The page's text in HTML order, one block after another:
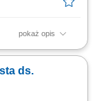
pokaż opis
i aneksów z
korespondencji
Prowadzenie
ds.